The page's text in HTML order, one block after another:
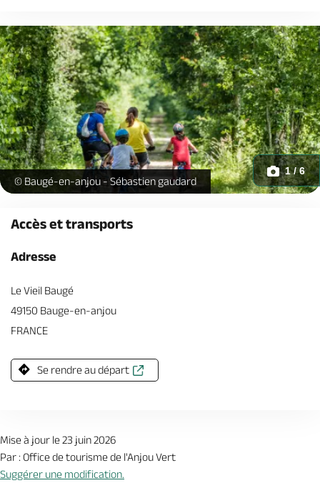
Sur la voie verte pres de Cuon -
© Baugé-en-anjou - Sébastien gaudard
1 / 6
Accès et transports
Adresse
Le Vieil Baugé
49150 Bauge-en-anjou
FRANCE
Se rendre au départ
Mise à jour le 23 juin 2026
Par : Office de tourisme de l'Anjou Vert
Suggérer une modification.